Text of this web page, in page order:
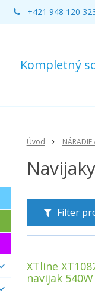
Kompletný
+421 948 120
Úvod NÁRADIE
Navijaky
Filter
XTline
navijak 540W